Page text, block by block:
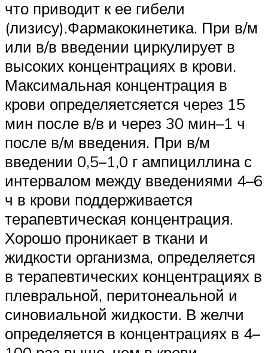
что приводит к ее гибели
(лизису).Фармакокинетика. При в/м
или в/в введении циркулирует в
высоких концентрациях в крови.
Максимальная концентрация в
крови определяетсяется через 15
мин после в/в и через 30 мин–1 ч
после в/м введения. При в/м
введении 0,5–1,0 г ампициллина с
интервалом между введениями 4–6
ч в крови поддерживается
терапевтическая концентрация.
Хорошо проникает в ткани и
жидкости организма, определяется
в терапевтических концентрациях в
плевральной, перитонеальной и
синовиальной жидкости. В желчи
определяется в концентрациях в 4–